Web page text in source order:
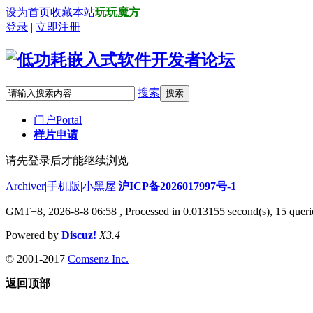
设为首页收藏本站玩玩魔方
登录 | 立即注册
搜索 搜索
门户Portal
样片申请
请先登录后才能继续浏览
Archiver|手机版|小黑屋|沪ICP备2026017997号-1
GMT+8, 2026-8-8 06:58 , Processed in 0.013155 second(s), 15
Powered by Discuz! X3.4
© 2001-2017 Comsenz Inc.
返回顶部